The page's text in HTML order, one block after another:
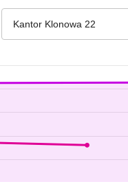
Kantor Klonowa 22